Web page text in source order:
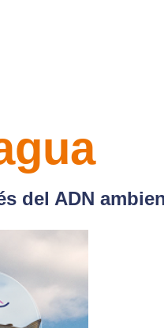
del ADN